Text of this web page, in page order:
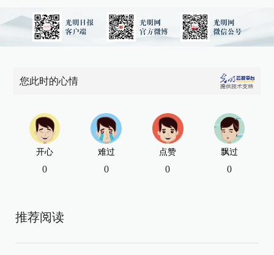
您此时的心情
开心
0
难过
0
点赞
0
飘过
0
推荐阅读